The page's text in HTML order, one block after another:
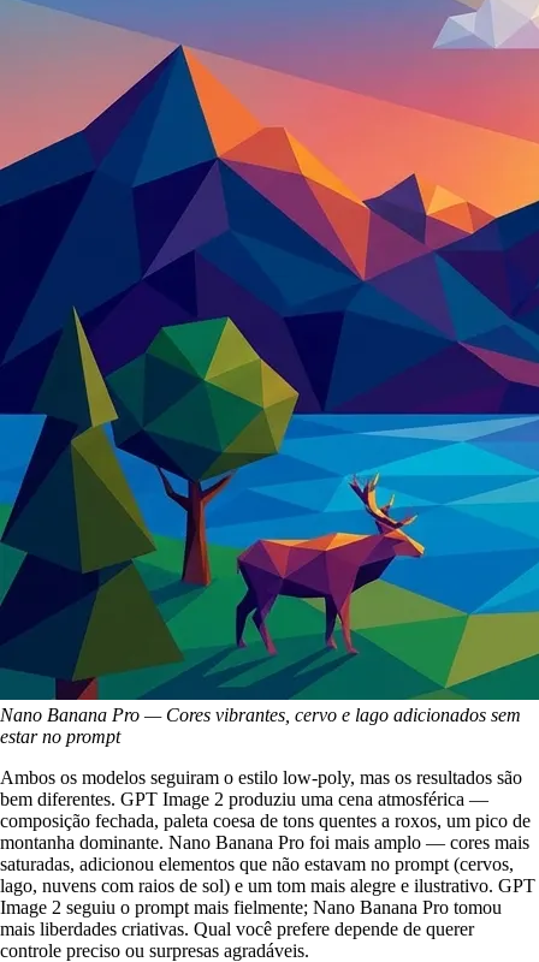
Nano Banana Pro — Cores vibrantes, cervo e lago adicionados sem
estar no prompt
Ambos os modelos seguiram o estilo low-poly, mas os resultados são
bem diferentes. GPT Image 2 produziu uma cena atmosférica —
composição fechada, paleta coesa de tons quentes a roxos, um pico de
montanha dominante. Nano Banana Pro foi mais amplo — cores mais
saturadas, adicionou elementos que não estavam no prompt (cervos,
lago, nuvens com raios de sol) e um tom mais alegre e ilustrativo. GPT
Image 2 seguiu o prompt mais fielmente; Nano Banana Pro tomou
mais liberdades criativas. Qual você prefere depende de querer
controle preciso ou surpresas agradáveis.